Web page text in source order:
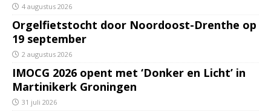
4 augustus 2026
Orgelfietstocht door Noordoost-Drenthe op
19 september
2 augustus 2026
IMOCG 2026 opent met ‘Donker en Licht’ in
Martinikerk Groningen
31 juli 2026